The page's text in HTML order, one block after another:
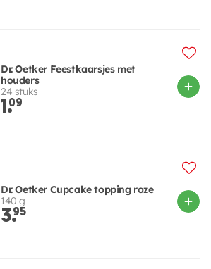
Dr. Oetker Feestkaarsjes met
houders
24 stuks
1.09
Dr. Oetker Cupcake topping roze
140 g
3.95